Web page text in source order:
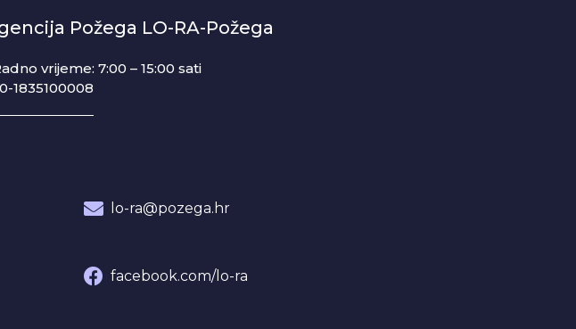
Požega LO-RA-Požega
vrijeme: 7:00 – 15:00 sati
1835100008
lo-ra@pozega.hr
facebook.com/lo-ra